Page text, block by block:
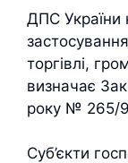
ДПС України
торгівлі,
визначає
року № 265/
Суб’єкти